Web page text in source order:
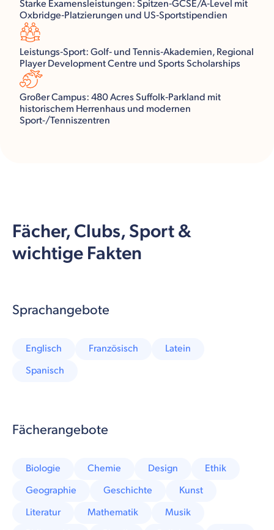
Starke Examensleistungen: Spitzen‑GCSE/A‑Level mit
Oxbridge‑Platzierungen und US‑Sportstipendien
Leistungs‑Sport: Golf‑ und Tennis‑Akademien, Regional
Player Development Centre und Sports Scholarships
Großer Campus: 480 Acres Suffolk‑Parkland mit
historischem Herrenhaus und modernen
Sport-/Tenniszentren
Fächer, Clubs, Sport &
wichtige Fakten
Sprachangebote
Englisch Französisch
Latein
Spanisch
Fächerangebote
Biologie Chemie Design
Ethik
Geographie
Geschichte
Kunst
Literatur
Mathematik
Musik